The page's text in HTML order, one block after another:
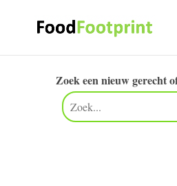
Zoek een nieuw gerecht